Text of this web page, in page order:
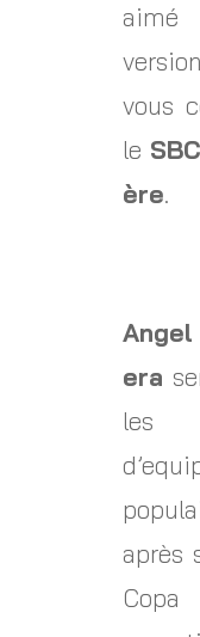
aimé
vous
le
ère.
era
les
après